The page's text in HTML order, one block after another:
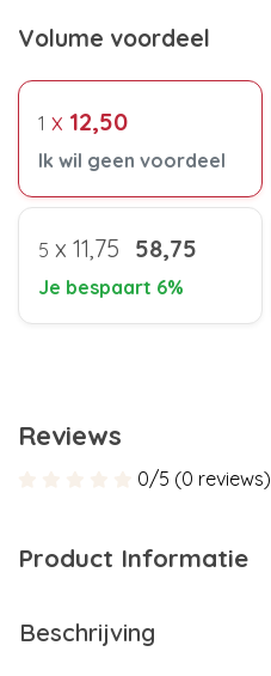
Volume voordeel
1 x 12,50
Ik wil geen voordeel
5 x 11,75 58,75
Je bespaart 6%
Reviews
0/5 (0 reviews)
Product Informatie
Beschrijving